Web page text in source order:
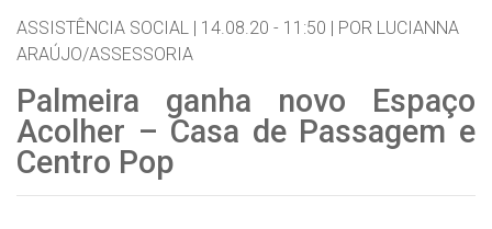
ASSISTÊNCIA SOCIAL | 14.08.20 - 11:50 | POR LUCIANNA
ARAÚJO/ASSESSORIA
Palmeira ganha novo Espaço
Acolher – Casa de Passagem e
Centro Pop